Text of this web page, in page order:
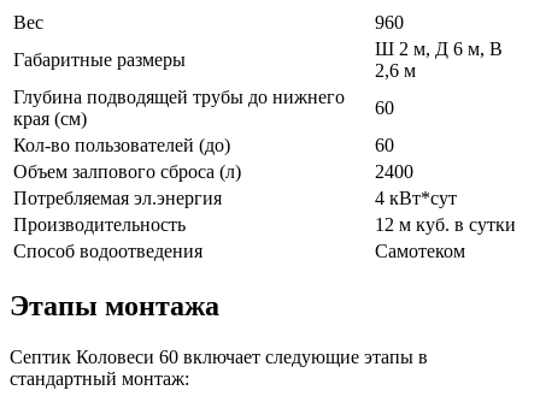
Вес
960
Габаритные размеры
Ш 2 м, Д 6 м, В
2,6 м
Глубина подводящей трубы до нижнего
края (см)
60
Кол-во пользователей (до)
60
Объем залпового сброса (л)
2400
Потребляемая эл.энергия
4 кВт*сут
Производительность
12 м куб. в сутки
Способ водоотведения
Самотеком
Этапы монтажа
Септик Коловеси 60 включает следующие этапы в
стандартный монтаж: